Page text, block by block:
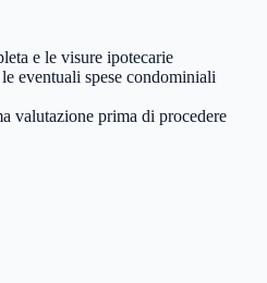
e le visure ipotecarie
eventuali spese condominiali
valutazione prima di procedere